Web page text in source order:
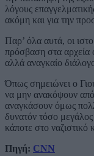
λόγους
ακόμη και για την
Παρ’ όλα αυτά, οι
πρόσβαση στα αρχεία
αλλά αναγκαίο
Όπως σημειώνει ο
να μην ανακόψουν
αναγκάσουν όμως
δυνατόν τόσο
κάποτε στο ναζιστικό
Πηγή: CNN